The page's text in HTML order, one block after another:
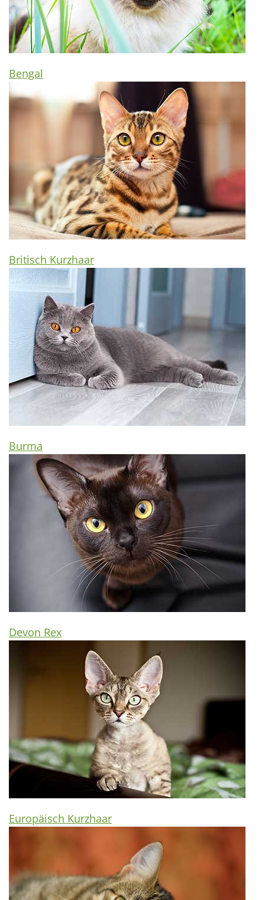
Bengal
Britisch Kurzhaar
Burma
Devon Rex
Europäisch Kurzhaar